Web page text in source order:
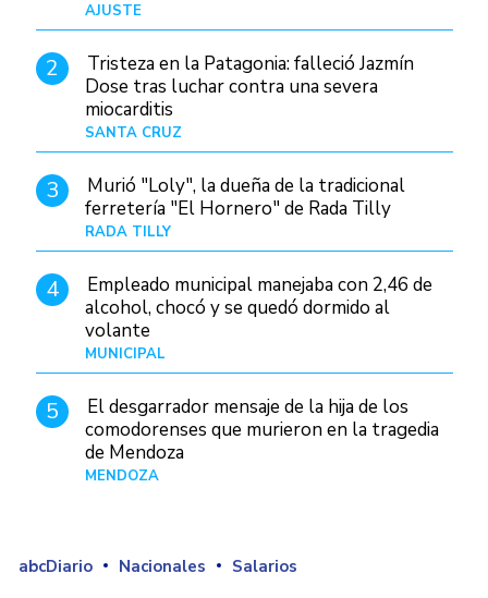
AJUSTE
2
Tristeza en la Patagonia: falleció Jazmín
Dose tras luchar contra una severa
miocarditis
SANTA CRUZ
3
Murió "Loly", la dueña de la tradicional
ferretería "El Hornero" de Rada Tilly
RADA TILLY
4
Empleado municipal manejaba con 2,46 de
alcohol, chocó y se quedó dormido al
volante
MUNICIPAL
5
El desgarrador mensaje de la hija de los
comodorenses que murieron en la tragedia
de Mendoza
MENDOZA
abcDiario Nacionales Salarios